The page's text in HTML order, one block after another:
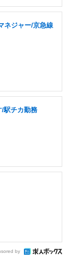
ネジャー/京急線
/駅チカ勤務
by